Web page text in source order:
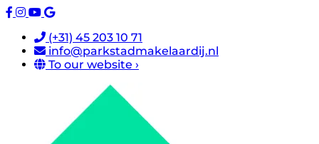
(+31) 45 203 10 71
info@parkstadmakelaardij.nl
To our website ›